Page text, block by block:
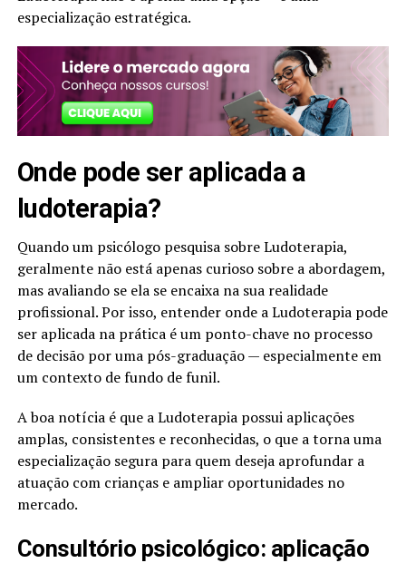
especialização estratégica.
Onde pode ser aplicada a
ludoterapia​?
Quando um psicólogo pesquisa sobre Ludoterapia,
geralmente não está apenas curioso sobre a abordagem,
mas avaliando se ela se encaixa na sua realidade
profissional. Por isso, entender onde a Ludoterapia pode
ser aplicada na prática é um ponto-chave no processo
de decisão por uma pós-graduação — especialmente em
um contexto de fundo de funil.
A boa notícia é que a Ludoterapia possui aplicações
amplas, consistentes e reconhecidas, o que a torna uma
especialização segura para quem deseja aprofundar a
atuação com crianças e ampliar oportunidades no
mercado.
Consultório psicológico: aplicação